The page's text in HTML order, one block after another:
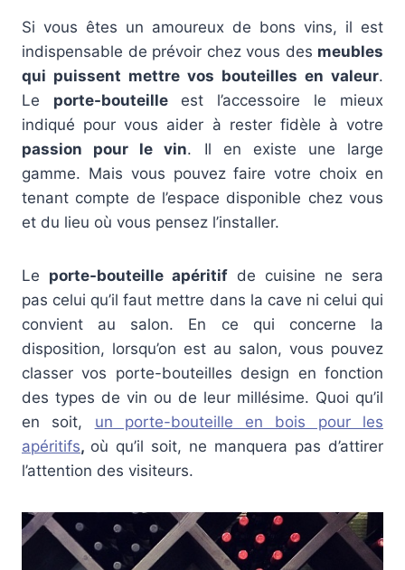
Si vous êtes un amoureux de bons vins, il est
indispensable de prévoir chez vous des meubles
qui puissent mettre vos bouteilles en valeur.
Le porte-bouteille est l’accessoire le mieux
indiqué pour vous aider à rester fidèle à votre
passion pour le vin. Il en existe une large
gamme. Mais vous pouvez faire votre choix en
tenant compte de l’espace disponible chez vous
et du lieu où vous pensez l’installer.
Le porte-bouteille apéritif de cuisine ne sera
pas celui qu’il faut mettre dans la cave ni celui qui
convient au salon. En ce qui concerne la
disposition, lorsqu’on est au salon, vous pouvez
classer vos porte-bouteilles design en fonction
des types de vin ou de leur millésime. Quoi qu’il
en soit, un porte-bouteille en bois pour les
apéritifs, où qu’il soit, ne manquera pas d’attirer
l’attention des visiteurs.